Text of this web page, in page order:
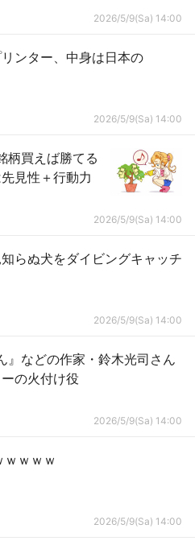
2026/5/9(Sa) 14:00
ンター、中身は日本の
2026/5/9(Sa) 14:00
柄買えば勝てる
見性＋行動力
2026/5/9(Sa) 14:00
らぬ犬をダイビングキャッチ
2026/5/9(Sa) 14:00
』などの作家・鈴木光司さん
の火付け役
2026/5/9(Sa) 14:00
ｗｗｗ
2026/5/9(Sa) 14:00